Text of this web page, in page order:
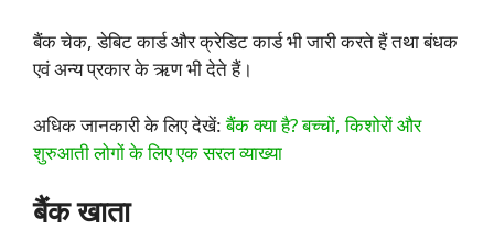
बैंक चेक, डेबिट कार्ड और क्रेडिट कार्ड भी जारी करते हैं तथा बंधक
एवं अन्य प्रकार के ऋण भी देते हैं।
अधिक जानकारी के लिए देखें:बैंक क्या है? बच्चों, किशोरों और
शुरुआती लोगों के लिए एक सरल व्याख्या
बैंक खाता